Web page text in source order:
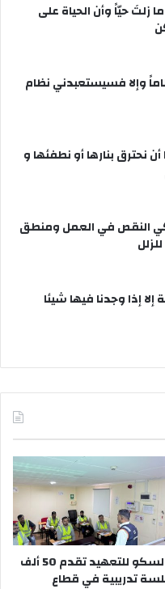
زلتَ حيّاً وأن الحياة على
وإلا فسيستعبدني نظام
نحترق بنارها أو نطفئها و
النقص في العمل ومنطق
إذا وجدنا فيها شيئا
دلسكو للتعهيد تقدم 50 ألف
تدريبية في قطاع